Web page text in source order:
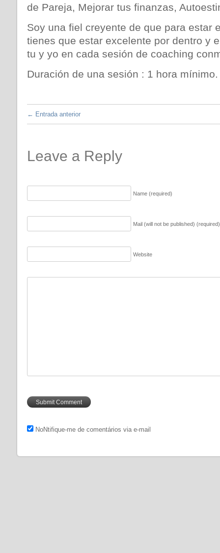
de Pareja, Mejorar tus finanzas,
Soy una fiel creyente de que para estar
tienes que estar excelente por dentro y
tu y yo en cada sesión de coaching
Duración de una sesión : 1 hora mínimo.
← Entrada anterior
Leave a Reply
Name (required)
Mail (will not be published) (required)
Website
NoNtifique-me de comentários via e-mail